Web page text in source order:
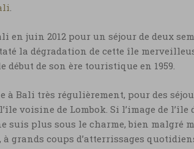
.
en juin 2012 pour un séjour de deux
la dégradation de cette île
début de son ère touristique en 1959.
à Bali très régulièrement, pour des
voisine de Lombok. Si l’image de
suis plus sous le charme, bien malgré
à grands coups d’atterrissages